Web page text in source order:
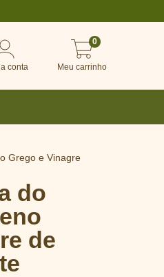
conta Meu carrinho
0
Grego e Vinagre
do
de